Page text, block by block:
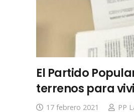
El Partido
terrenos para
17 febrero 2021 PP